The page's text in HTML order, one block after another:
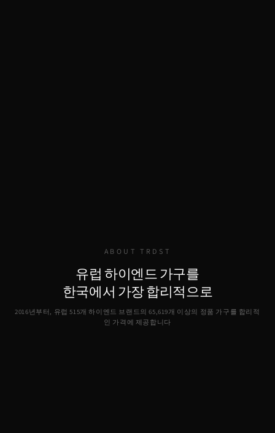
ABOUT TRDST
유럽 하이엔드 가구를
한국에서 가장 합리적으로
2016년부터, 유럽 515개 하이엔드 브랜드의65,619개 이상의 정품 가구를 합리적
인 가격에 제공합니다